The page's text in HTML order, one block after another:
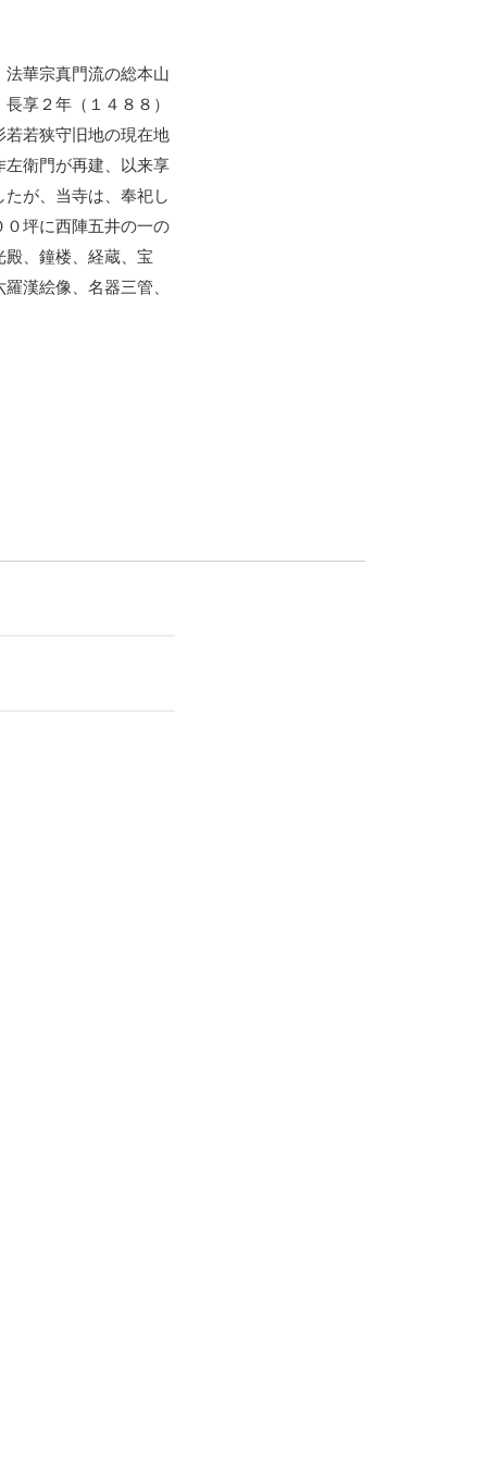
華宗真門流の総本山
享２年（１４８８）
若狭守旧地の現在地
左衛門が再建、以来享
が、当寺は、奉祀し
坪に西陣五井の一の
、鐘楼、経蔵、宝
漢絵像、名器三管、